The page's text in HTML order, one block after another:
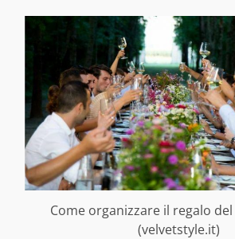
Come organizzare il regalo
(velvetstyle.it)